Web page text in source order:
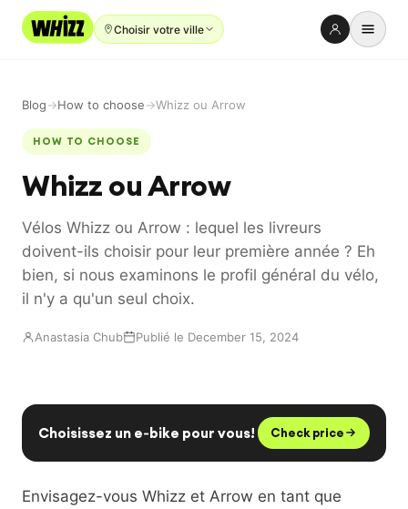
Choisir votre ville
Neuf
Occasion
Réparation
Parrainer
À propos
Blog
Emploi
EN FR RU
Blog→How to choose→Whizz ou Arrow
HOW TO CHOOSE
Whizz ou Arrow
Vélos Whizz ou Arrow : lequel les livreurs
doivent-ils choisir pour leur première année ? Eh
bien, si nous examinons le profil général du vélo,
il n'y a qu'un seul choix.
Anastasia Chub Publié le December 15, 2024
Choisissez un e‑bike pour vous! Check price
Envisagez-vous Whizz et Arrow en tant que